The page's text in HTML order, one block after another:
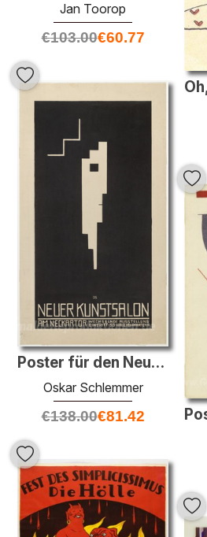
Jan Toorop
€103.00€60.77
Poster für den Neuen Kunstsalon, Stuttgart (Plakat, Neuer Kunsts
Oskar Schlemmer
€138.00€81.42